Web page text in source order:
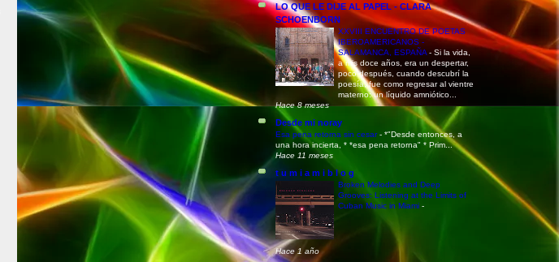
LO QUE LE DIJE AL PAPEL - CLARA
SCHOENBORN
XXVIII ENCUENTRO DE POETAS
IBEROAMERICANOS -
SALAMANCA, ESPAÑA - Si la vida,
a mis doce años, era un despertar,
poco después, cuando descubrí la
poesía, fue como regresar al vientre
materno: un líquido amniótico...
Hace 8 meses
Desde mi noray
Esa pena retorna sin cesar- *"Desde entonces, a
una hora incierta, * *esa pena retorna" * Prim...
Hace 11 meses
t u m i a m i b l o g
Broken Melodies and Deep
Grooves: Listening at the Limits of
Cuban Music in Miami -
Hace 1 año